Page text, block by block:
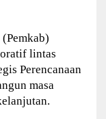
lintas
Perencanaan
masa